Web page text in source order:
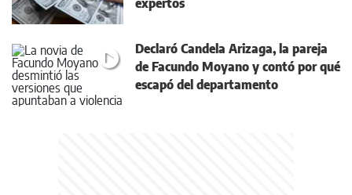
expertos
Declaró Candela Arizaga, la pareja
de Facundo Moyano y contó por qué
escapó del departamento